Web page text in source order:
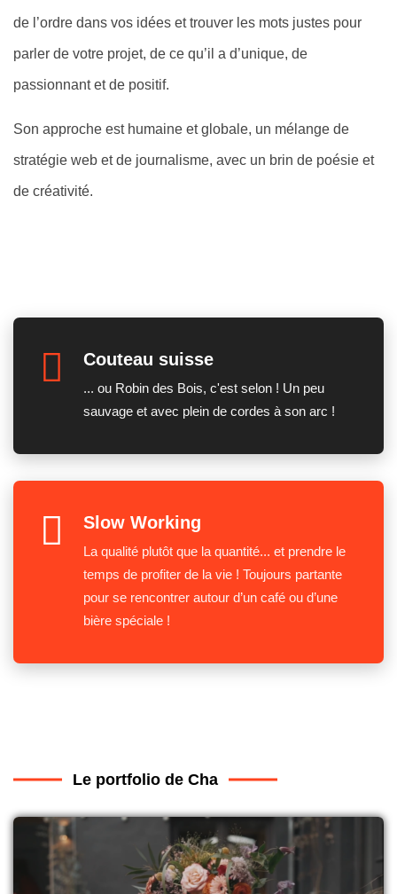
de l’ordre dans vos idées et trouver les mots justes pour
parler de votre projet, de ce qu’il a d’unique, de
passionnant et de positif.
Son approche est humaine et globale, un mélange de
stratégie web et de journalisme, avec un brin de poésie et
de créativité.
Couteau suisse
... ou Robin des Bois, c'est selon ! Un peu
sauvage et avec plein de cordes à son arc !
Slow Working
La qualité plutôt que la quantité... et prendre le
temps de profiter de la vie ! Toujours partante
pour se rencontrer autour d’un café ou d’une
bière spéciale !
Le portfolio de Cha